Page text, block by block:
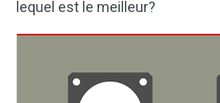
lequel est le meilleur?